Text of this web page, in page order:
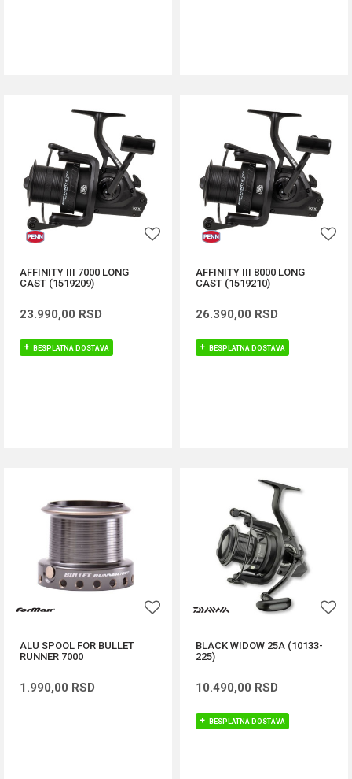
AFFINITY III 7000 LONG
CAST (1519209)
23.990,00 RSD
BESPLATNA DOSTAVA
AFFINITY III 8000 LONG
CAST (1519210)
26.390,00 RSD
BESPLATNA DOSTAVA
ALU SPOOL FOR BULLET
RUNNER 7000
1.990,00 RSD
BLACK WIDOW 25A (10133-
225)
10.490,00 RSD
BESPLATNA DOSTAVA